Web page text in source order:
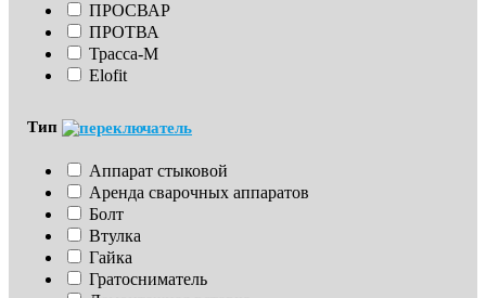
ПРОСВАР
ПРОТВА
Трасса-М
Elofit
Тип
Аппарат стыковой
Аренда сварочных аппаратов
Болт
Втулка
Гайка
Гратосниматель